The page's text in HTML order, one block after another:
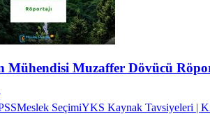
Mühendisi Muzaffer Dövücü
Meslek SeçimiYKS Kaynak Tavsiyeleri |